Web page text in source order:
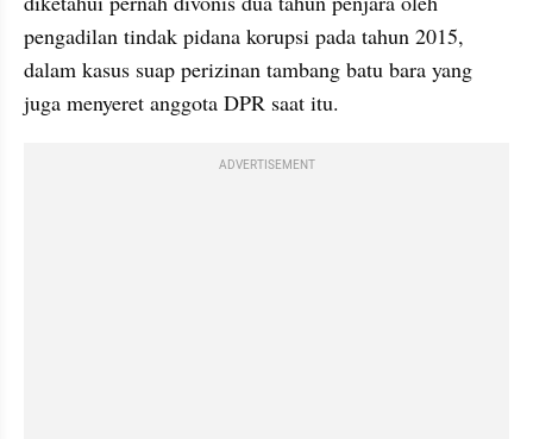
pengadilan tindak pidana korupsi pada tahun 2015,
dalam kasus suap perizinan tambang batu bara yang
juga menyeret anggota DPR saat itu.
ADVERTISEMENT